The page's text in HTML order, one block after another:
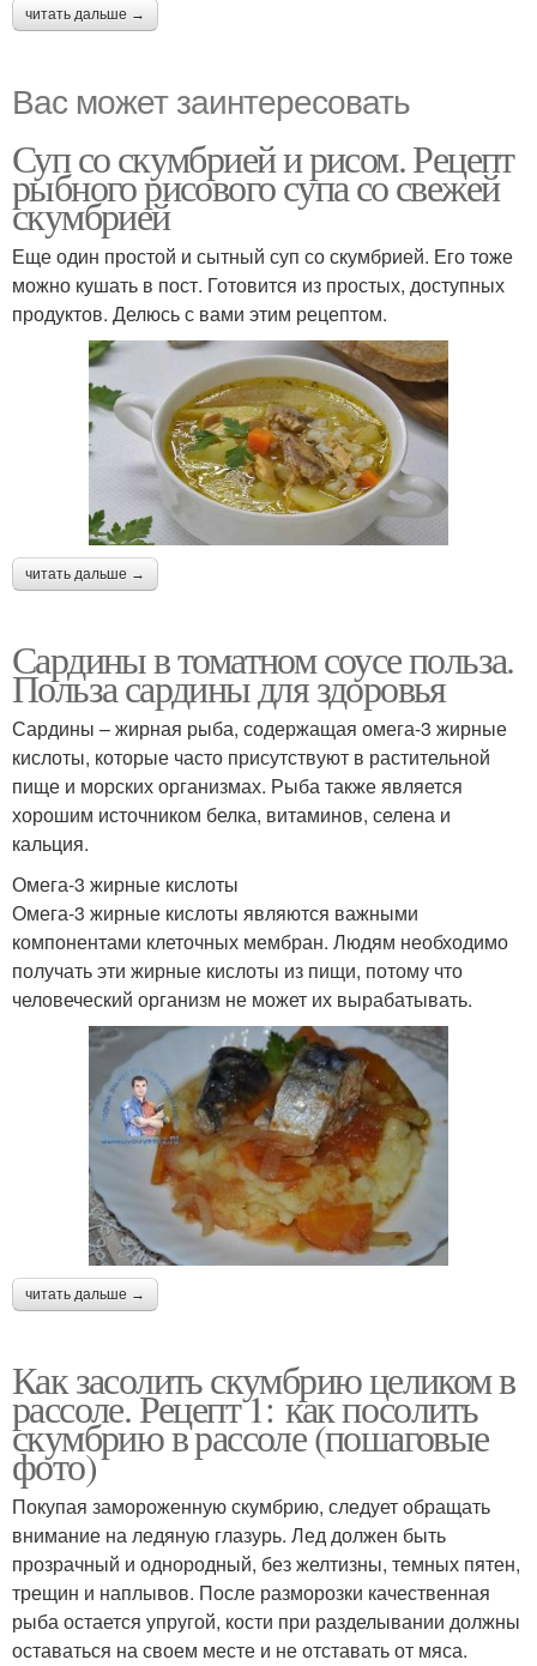
читать дальше →
Вас может заинтересовать
Суп со скумбрией и рисом. Рецепт
рыбного рисового супа со свежей
скумбрией
Еще один простой и сытный суп со скумбрией. Его тоже
можно кушать в пост. Готовится из простых, доступных
продуктов. Делюсь с вами этим рецептом.
читать дальше →
Сардины в томатном соусе польза.
Польза сардины для здоровья
Сардины – жирная рыба, содержащая омега-3 жирные
кислоты, которые часто присутствуют в растительной
пище и морских организмах. Рыба также является
хорошим источником белка, витаминов, селена и
кальция.
Омега-3 жирные кислоты
Омега-3 жирные кислоты являются важными
компонентами клеточных мембран. Людям необходимо
получать эти жирные кислоты из пищи, потому что
человеческий организм не может их вырабатывать.
читать дальше →
Как засолить скумбрию целиком в
рассоле. Рецепт 1: как посолить
скумбрию в рассоле (пошаговые
фото)
Покупая замороженную скумбрию, следует обращать
внимание на ледяную глазурь. Лед должен быть
прозрачный и однородный, без желтизны, темных пятен,
трещин и наплывов. После разморозки качественная
рыба остается упругой, кости при разделывании должны
оставаться на своем месте и не отставать от мяса.